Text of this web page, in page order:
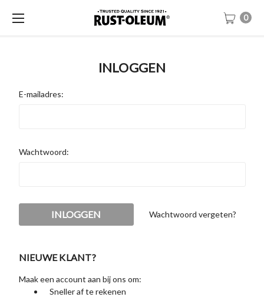
0
INLOGGEN
E-mailadres:
Wachtwoord:
Wachtwoord vergeten?
NIEUWE KLANT?
Maak een account aan bij ons om:
Sneller af te rekenen